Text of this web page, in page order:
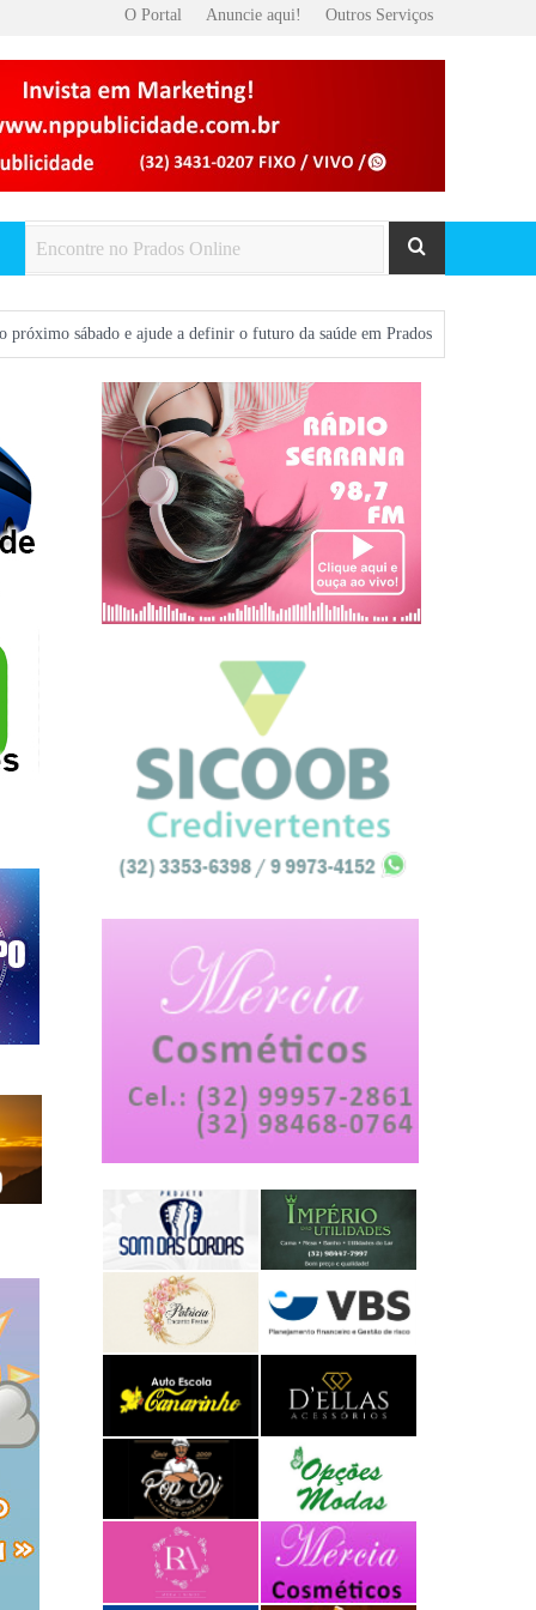
O Portal Anuncie aqui! Outros Serviços
e ajude a definir o futuro da saúde em Prados Prados será palco do 9º